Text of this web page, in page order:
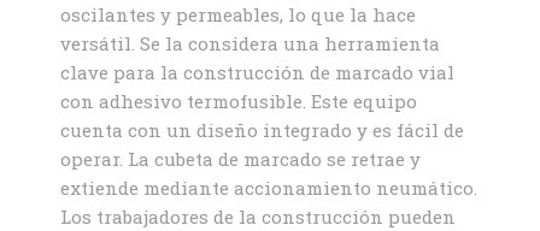
oscilantes y permeables, lo que la hace
versátil. Se la considera una herramienta
clave para la construcción de marcado vial
con adhesivo termofusible. Este equipo
cuenta con un diseño integrado y es fácil de
operar. La cubeta de marcado se retrae y
extiende mediante accionamiento neumático.
Los trabajadores de la construcción pueden